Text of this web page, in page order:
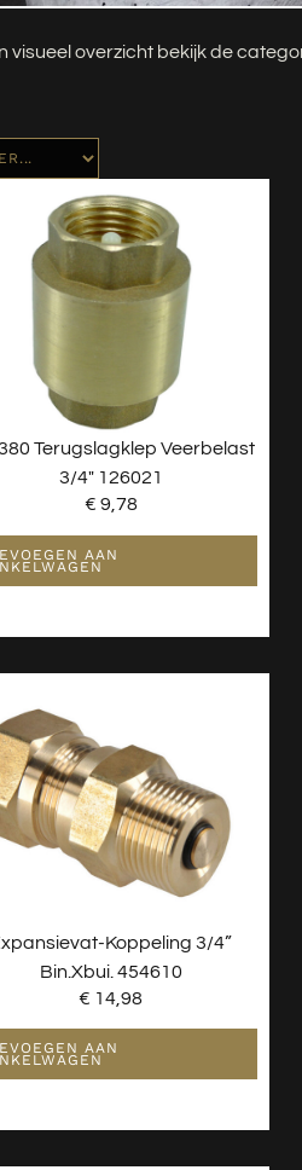
visueel overzicht bekijk de
Terugslagklep Veerbelast
3/4″ 126021
€ 9,78
AAN
Koppeling 3/4”
Bin.xbui. 454610
€ 14,98
AAN